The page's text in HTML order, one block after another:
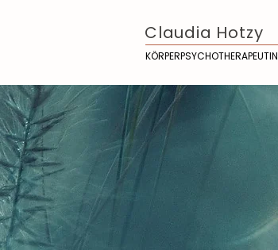
Claudia Hotzy
KÖRPERPSYCHOTHERAPEUTIN